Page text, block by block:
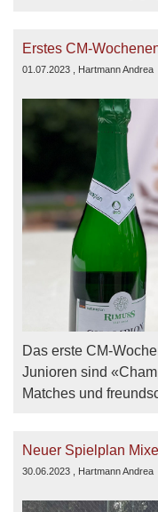
01.07.2023 , Hartmann Andrea
Das erste CM-
Junioren sind
Matches und
Neuer Spielplan
30.06.2023 , Hartmann Andrea